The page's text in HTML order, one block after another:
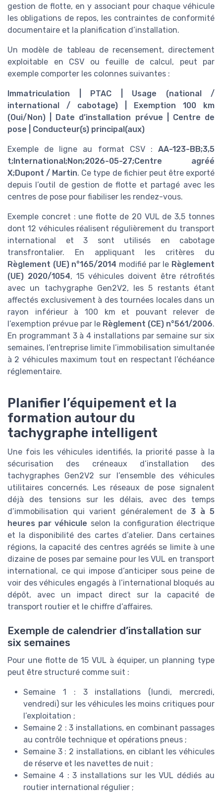
gestion de flotte, en y associant pour chaque véhicule
les obligations de repos, les contraintes de conformité
documentaire et la planification d’installation.
Un modèle de tableau de recensement, directement
exploitable en CSV ou feuille de calcul, peut par
exemple comporter les colonnes suivantes :
Immatriculation | PTAC | Usage (national /
international / cabotage) | Exemption 100 km
(Oui/Non) | Date d’installation prévue | Centre de
pose | Conducteur(s) principal(aux)
Exemple de ligne au format CSV : AA-123-BB;3,5
t;International;Non;2026-05-27;Centre agréé
X;Dupont / Martin. Ce type de fichier peut être exporté
depuis l’outil de gestion de flotte et partagé avec les
centres de pose pour fiabiliser les rendez-vous.
Exemple concret : une flotte de 20 VUL de 3,5 tonnes
dont 12 véhicules réalisent régulièrement du transport
international et 3 sont utilisés en cabotage
transfrontalier. En appliquant les critères du
Règlement (UE) n°165/2014 modifié par le Règlement
(UE) 2020/1054, 15 véhicules doivent être rétrofités
avec un tachygraphe Gen2V2, les 5 restants étant
affectés exclusivement à des tournées locales dans un
rayon inférieur à 100 km et pouvant relever de
l’exemption prévue par le Règlement (CE) n°561/2006.
En programmant 3 à 4 installations par semaine sur six
semaines, l’entreprise limite l’immobilisation simultanée
à 2 véhicules maximum tout en respectant l’échéance
réglementaire.
Planifier l’équipement et la
formation autour du
tachygraphe intelligent
Une fois les véhicules identifiés, la priorité passe à la
sécurisation des créneaux d’installation des
tachygraphes Gen2V2 sur l’ensemble des véhicules
utilitaires concernés. Les réseaux de pose signalent
déjà des tensions sur les délais, avec des temps
d’immobilisation qui varient généralement de3 à 5
heures par véhicule selon la configuration électrique
et la disponibilité des cartes d’atelier. Dans certaines
régions, la capacité des centres agréés se limite à une
dizaine de poses par semaine pour les VUL en transport
international, ce qui impose d’anticiper sous peine de
voir des véhicules engagés à l’international bloqués au
dépôt, avec un impact direct sur la capacité de
transport routier et le chiffre d’affaires.
Exemple de calendrier d’installation sur
six semaines
Pour une flotte de 15 VUL à équiper, un planning type
peut être structuré comme suit :
Semaine 1 : 3 installations (lundi, mercredi,
vendredi) sur les véhicules les moins critiques pour
l’exploitation ;
Semaine 2 : 3 installations, en combinant passages
au contrôle technique et opérations pneus ;
Semaine 3 : 2 installations, en ciblant les véhicules
de réserve et les navettes de nuit ;
Semaine 4 : 3 installations sur les VUL dédiés au
routier international régulier ;